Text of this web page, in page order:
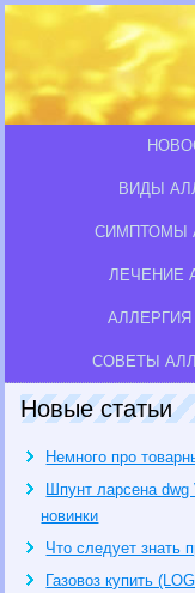
ВИДЫ
СИМПТОМЫ
ЛЕЧЕНИЕ
АЛЛЕРГИЯ
СОВЕТЫ
Новые статьи
Немного про
Шпунт ларсена
новинки
Что следует знать
Газовоз купить